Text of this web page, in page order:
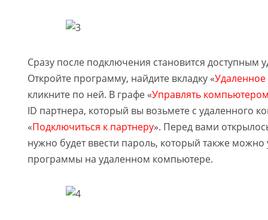
Сразу после подключения становится доступным
Откройте программу, найдите вкладку «
кликните по ней. В графе «Управлять
ID партнера, который вы возьмете с удаленного
«Подключиться к партнеру». Перед вами
нужно будет ввести пароль, который также можно
программы на удаленном компьютере.